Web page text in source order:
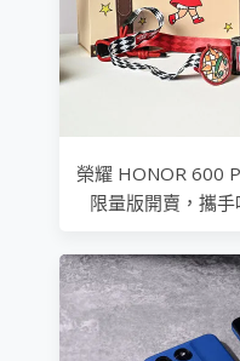
榮耀 HONOR 600
限量版開賣，攜